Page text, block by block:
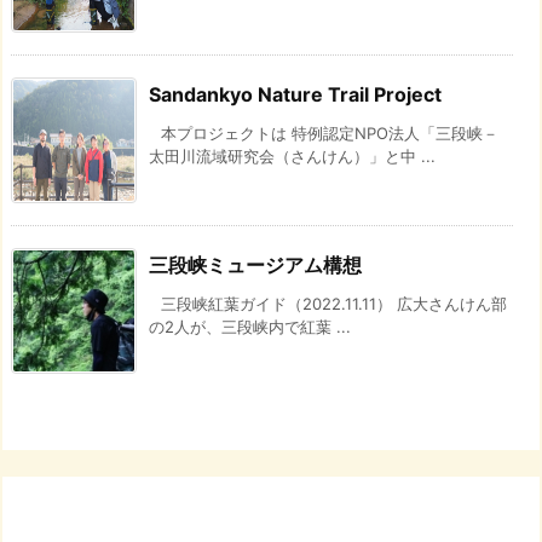
Sandankyo Nature Trail Project
本プロジェクトは 特例認定NPO法人「三段峡－
太田川流域研究会（さんけん）」と中 ...
三段峡ミュージアム構想
三段峡紅葉ガイド（2022.11.11） 広大さんけん部
の2人が、三段峡内で紅葉 ...